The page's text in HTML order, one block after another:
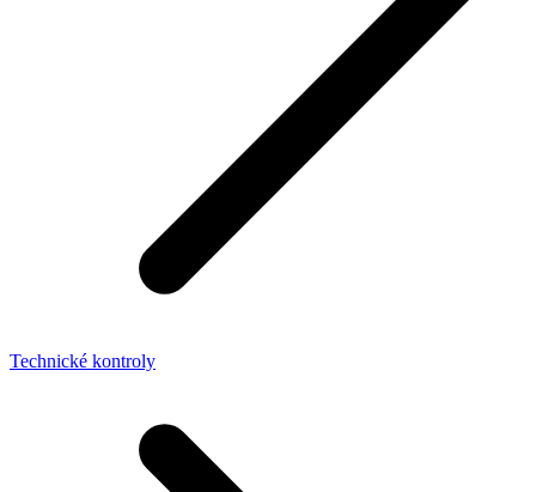
Technické kontroly